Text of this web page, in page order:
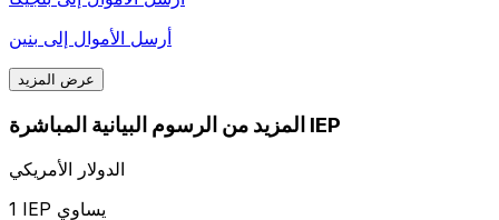
أرسل الأموال إلى بنين
عرض المزيد
المزيد من الرسوم البيانية المباشرة IEP
الدولار الأمريكي
1 IEP يساوي